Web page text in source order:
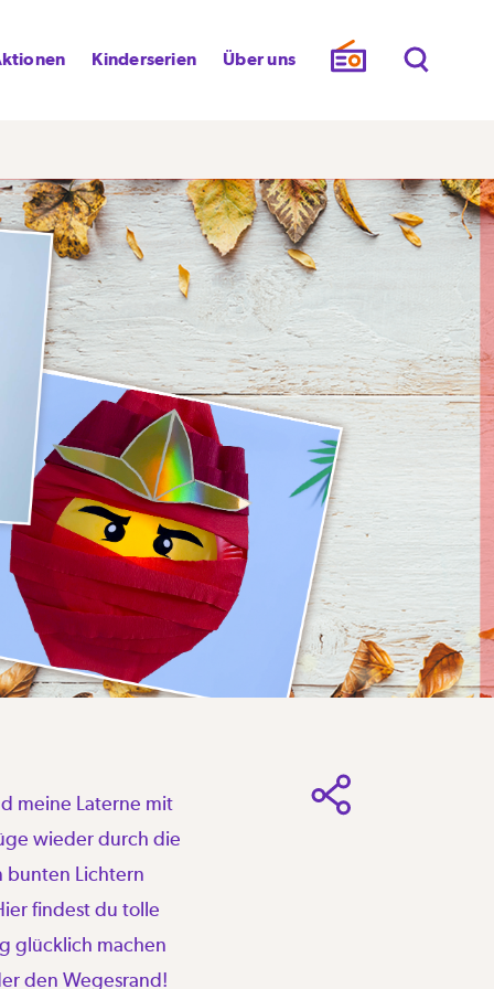
Kinderserien Über uns
meine Laterne mit
wieder durch die
bunten Lichtern
findest du tolle
glücklich machen
den Wegesrand!